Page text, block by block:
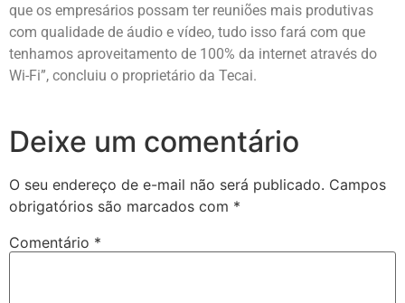
que os empresários possam ter reuniões mais produtivas
com qualidade de áudio e vídeo, tudo isso fará com que
tenhamos aproveitamento de 100% da internet através do
Wi-Fi”, concluiu o proprietário da Tecai.
Deixe um comentário
O seu endereço de e-mail não será publicado. Campos
obrigatórios são marcados com *
Comentário *